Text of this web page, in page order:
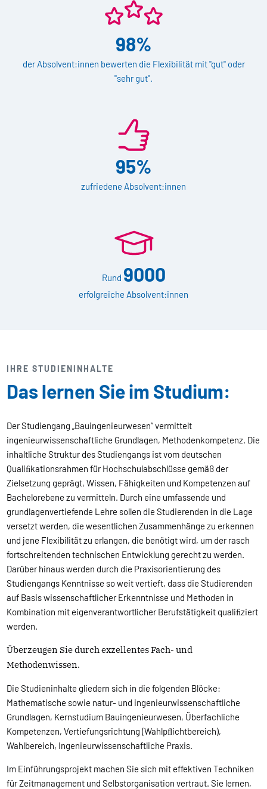
98%
der Absolvent:innen bewerten die Flexibilität mit "gut" oder
"sehr gut".
95%
zufriedene Absolvent:innen
Rund 9000
erfolgreiche Absolvent:innen
IHRE STUDIENINHALTE
Das lernen Sie im Studium:
Der Studiengang „Bauingenieurwesen“ vermittelt
ingenieurwissenschaftliche Grundlagen, Methodenkompetenz. Die
inhaltliche Struktur des Studiengangs ist vom deutschen
Qualiﬁkationsrahmen für Hochschulabschlüsse gemäß der
Zielsetzung geprägt, Wissen, Fähigkeiten und Kompetenzen auf
Bachelorebene zu vermitteln. Durch eine umfassende und
grundlagenvertiefende Lehre sollen die Studierenden in die Lage
versetzt werden, die wesentlichen Zusammenhänge zu erkennen
und jene Flexibilität zu erlangen, die benötigt wird, um der rasch
fortschreitenden technischen Entwicklung gerecht zu werden.
Darüber hinaus werden durch die Praxisorientierung des
Studiengangs Kenntnisse so weit vertieft, dass die Studierenden
auf Basis wissenschaftlicher Erkenntnisse und Methoden in
Kombination mit eigenverantwortlicher Berufstätigkeit qualiﬁziert
werden.
Überzeugen Sie durch exzellentes Fach- und
Methodenwissen.
Die Studieninhalte gliedern sich in die folgenden Blöcke:
Mathematische sowie natur- und ingenieurwissenschaftliche
Grundlagen, Kernstudium Bauingenieurwesen, Überfachliche
Kompetenzen, Vertiefungsrichtung (Wahlpﬂichtbereich),
Wahlbereich, Ingenieurwissenschaftliche Praxis.
Im Einführungsprojekt machen Sie sich mit effektiven Techniken
für Zeitmanagement und Selbstorganisation vertraut. Sie lernen,